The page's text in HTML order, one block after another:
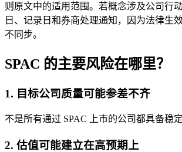
则原文中的适用范围。若概念涉及公司行
日、记录日和券商处理通知，因为法律生
不同步。
SPAC 的主要风险在哪里？
1. 目标公司质量可能参差不齐
不是所有通过 SPAC 上市的公司都具备稳
2. 估值可能建立在高预期上